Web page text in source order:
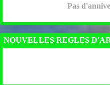
Pas
NOUVELLES REGLES